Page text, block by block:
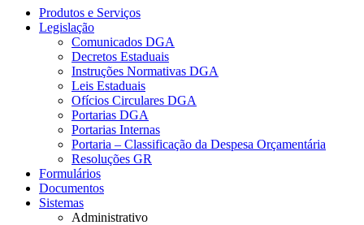
Produtos e Serviços
Legislação
Comunicados DGA
Decretos Estaduais
Instruções Normativas DGA
Leis Estaduais
Ofícios Circulares DGA
Portarias DGA
Portarias Internas
Portaria – Classificação da Despesa Orçamentária
Resoluções GR
Formulários
Documentos
Sistemas
Administrativo